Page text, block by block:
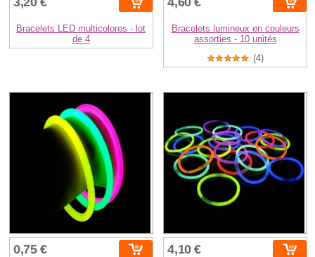
Bracelets LED multicolores - lot
de 4
Bracelets lumineux en couleurs
assorties - 10 unités
(4)
0,75 € 4,10 €